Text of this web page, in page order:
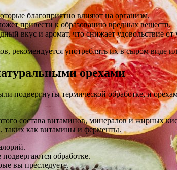
благоприятно влияют на организм.
привести к образованию вредных веществ.
вкус и аромат, что снижает удовольствие от
рекомендуется употреблять их в сыром виде
орехами
подвергнуты термической обработке, и
состава витаминов, минералов и жирных
таких как витамины и ферменты.
обработке.
вы преследуете.